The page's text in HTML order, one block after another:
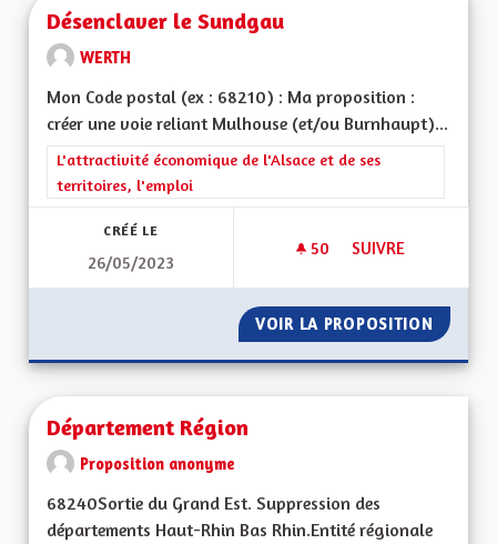
Désenclaver le Sundgau
WERTH
Mon Code postal (ex : 68210) : Ma proposition :
créer une voie reliant Mulhouse (et/ou Burnhaupt)...
Filtrer les résultats de la catégorie : L'attractivité
L'attractivité économique de l'Alsace et de ses
territoires, l'emploi
CRÉÉ LE
26/05/2023
50 50 ABONNÉS
SUIVRE
VOIR LA PROPOSITION
Département Région
Proposition anonyme
68240Sortie du Grand Est. Suppression des
départements Haut-Rhin Bas Rhin.Entité régionale